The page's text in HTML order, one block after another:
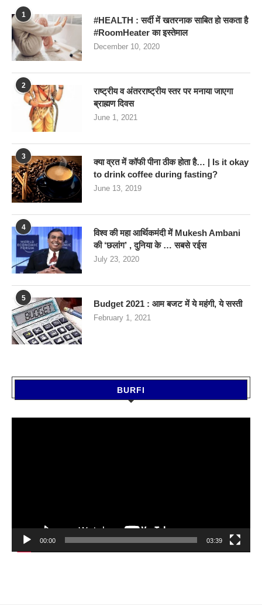
1
#HEALTH : सर्दी में खतरनाक साबित हो सकता है
#RoomHeater का इस्तेमाल
December 10, 2020
2
राष्ट्रीय व अंतरराष्ट्रीय स्तर पर मनाया जाएगा
ब्राह्मण दिवस
June 1, 2021
3
क्या व्रत में कॉफी पीना ठीक होता है… | Is it okay
to drink coffee during fasting?
June 13, 2019
4
विश्व की महा आर्थिकमंदी में Mukesh Ambani
की ‘छलांग’ , दुनिया के … सबसे रईस
July 23, 2020
5
Budget 2021 : आम बजट में ये महंगी, ये सस्‍ती
February 1, 2021
BURFI
00:00 03:39